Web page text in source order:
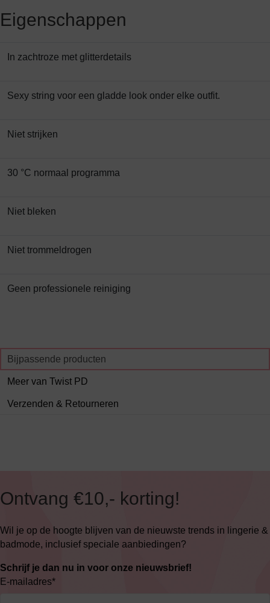
Eigenschappen
In zachtroze met glitterdetails
Sexy string voor een gladde look onder elke outfit.
Niet strijken
30 °C normaal programma
Niet bleken
Niet trommeldrogen
Geen professionele reiniging
Bijpassende producten
Meer van Twist PD
Verzenden & Retourneren
Ontvang €10,- korting!
Wil je op de hoogte blijven van de nieuwste trends in lingerie &
badmode, inclusief speciale aanbiedingen?
Schrijf je dan nu in voor onze nieuwsbrief!
E-mailadres*